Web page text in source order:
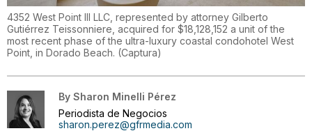
4352 West Point III LLC, represented by attorney Gilberto
Gutiérrez Teissonniere, acquired for $18,128,152 a unit of the
most recent phase of the ultra-luxury coastal condohotel West
Point, in Dorado Beach. (Captura)
By Sharon Minelli Pérez
Periodista de Negocios
sharon.perez@gfrmedia.com